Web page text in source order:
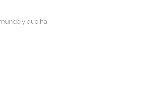
y que ha